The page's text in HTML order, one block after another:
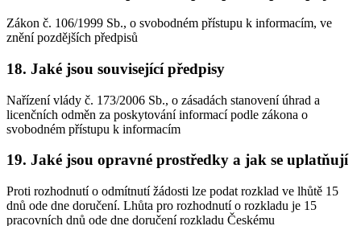
Zákon č. 106/1999 Sb., o svobodném přístupu k informacím, ve
znění pozdějších předpisů
18. Jaké jsou související předpisy
Nařízení vlády č. 173/2006 Sb., o zásadách stanovení úhrad a
licenčních odměn za poskytování informací podle zákona o
svobodném přístupu k informacím
19. Jaké jsou opravné prostředky a jak se uplatňují
Proti rozhodnutí o odmítnutí žádosti lze podat rozklad ve lhůtě 15
dnů ode dne doručení. Lhůta pro rozhodnutí o rozkladu je 15
pracovních dnů ode dne doručení rozkladu Českému